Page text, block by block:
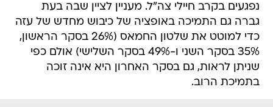
נפגעים בקרב חיילי צה"ל. מעניין לציין שבה בעת
גברה גם התמיכה באופציה של כיבוש מחדש של עזה
כדי למוטט את שלטון החמאס (26% בסקר הראשון,
35% בסקר השני ו-49% בסקר השלישי) אולם כפי
שניתן לראות, גם בסקר האחרון היא אינה זוכה
בתמיכת הרוב.